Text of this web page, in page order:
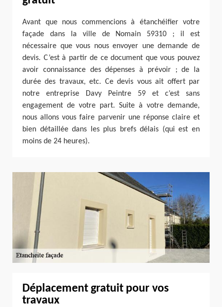
Avant que nous commencions à étanchéifier votre
façade dans la ville de Nomain 59310 ; il est
nécessaire que vous nous envoyer une demande de
devis. C’est à partir de ce document que vous pouvez
avoir connaissance des dépenses à prévoir ; de la
durée des travaux, etc. Ce devis vous ait offert par
notre entreprise Davy Peintre 59 et c’est sans
engagement de votre part. Suite à votre demande,
nous allons vous faire parvenir une réponse claire et
bien détaillée dans les plus brefs délais (qui est en
moins de 24 heures).
Déplacement gratuit pour vos
travaux